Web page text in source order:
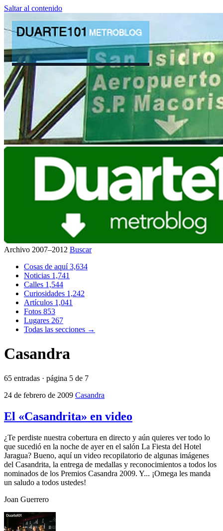
Saltar al contenido
Archivo 2007–2012 Buscar
Cosas de aquí3,634
Noticias 1,741
Calles 1,544
Curiosidades 1,242
Artículos 1,041
Fotos 853
Lugares 267
Todas las secciones →
Casandra
65 entradas · página 5 de 7
24 de febrero de 2009 Casandra
El «Casandrita» en video
¿Te perdiste nuestra cobertura en directo y aún quieres ver todo lo
que sucedió en la noche de ayer en el salón La Fiesta del Hotel
Jaragua? Bueno, aquí un video recopilatorio de algunas imágenes
del Casandrita, la entrega de medallas y reconocimientos a todos los
nominados de los Premios Casandra 2009. Y... ¡Omega les manda
un saludo a todos ustedes!
Joan Guerrero